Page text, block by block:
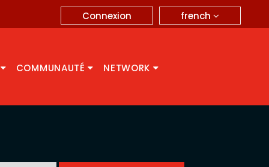
french
Connexion
COMMUNAUTÉ NETWORK